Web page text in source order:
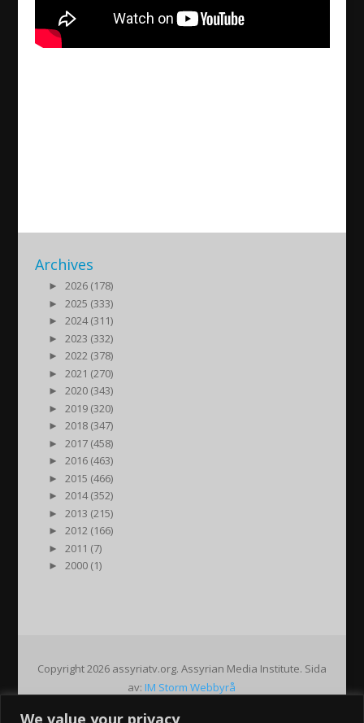
We value your privacy
Archives
►
2026 (178)
►
2025 (333)
►
2024 (311)
►
2023 (332)
►
2022 (378)
►
2021 (270)
►
2020 (343)
►
2019 (320)
►
2018 (347)
►
2017 (458)
►
2016 (463)
►
2015 (466)
►
2014 (352)
►
2013 (215)
►
2012 (166)
►
2011 (7)
►
2000 (1)
Copyright 2026 assyriatv.org. Assyrian Media Institute. Sida
av: IM Storm Webbyrå